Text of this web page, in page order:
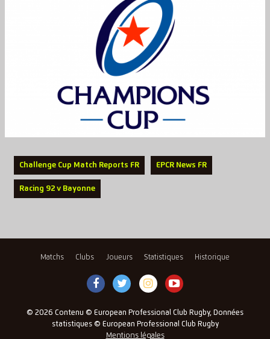
Challenge Cup Match Reports FR EPCR News FR
Racing 92 v Bayonne
Matchs Clubs Joueurs Statistiques Historique
© 2026 Contenu © European Professional Club Rugby, Données
statistiques © European Professional Club Rugby
Mentions légales